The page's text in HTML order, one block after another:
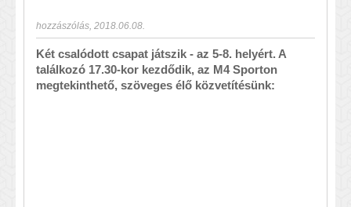
hozzászólás 2018.06.08.
Két csalódott csapat játszik - az 5-8. helyért. A
találkozó 17.30-kor kezdődik, az M4 Sporton
megtekinthető, szöveges élő közvetítésünk: